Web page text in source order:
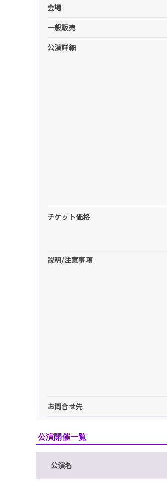
会場
一般販売
公演詳細
チケット価格
説明/注意事項
お問合せ先
公演開催一覧
公演名